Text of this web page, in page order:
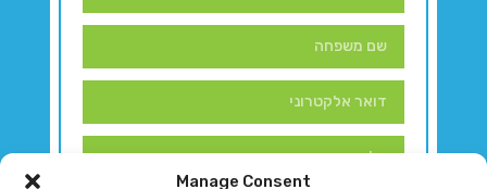
Manage Consent